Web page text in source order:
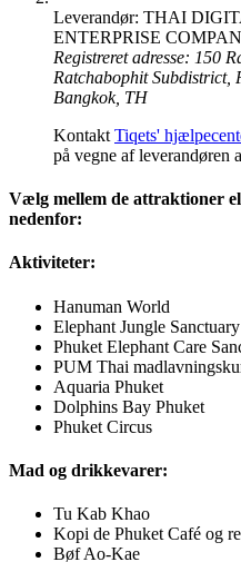
Leverandør: THAI
ENTERPRISE
Registreret adresse: 150
Ratchabophit Subdistrict,
Bangkok, TH
Kontakt Tiqets'
på vegne af leverandøren
Vælg mellem de attraktioner
nedenfor:
Aktiviteter:
Hanuman World
Elephant Jungle Sanctuary
Phuket Elephant Care
PUM Thai
Aquaria Phuket
Dolphins Bay Phuket
Phuket Circus
Mad og drikkevarer:
Tu Kab Khao
Kopi de Phuket Café og
Bøf Ao-Kae